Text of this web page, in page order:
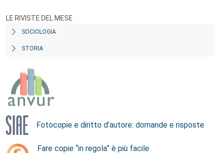
LE RIVISTE DEL MESE
SOCIOLOGIA
STORIA
Fotocopie e diritto d’autore: domande e risposte
Fare copie “in regola” è più facile